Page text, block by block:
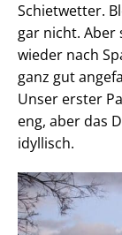
Schietwetter.
gar nicht.
wieder nach
ganz gut
Unser erster
eng, aber das
idyllisch.